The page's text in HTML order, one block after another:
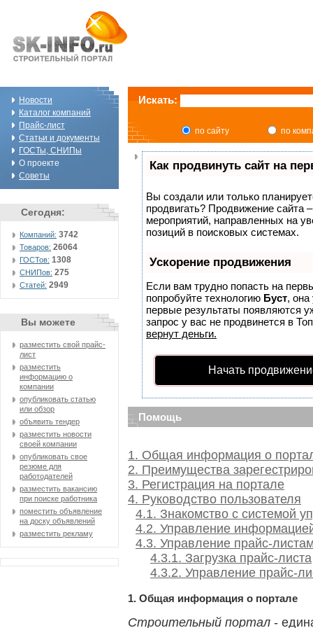
Новости
Каталог компаний
Прайс-лист
Статьи и документы
ГОСТы, СНИПы
О проекте
Советы
Сегодня:
Компаний: 3742
Товаров: 26064
ГОСТов: 1308
СНИПов: 275
Статей: 2949
Вы можете
разместить свой прайс-
лист
разместить
информацию о
компании
опубликовать статью
или обзор
объявить тендер
разместить новости
своей компании
опубликовать свое
резюме для
работодателей
разместить вакансию
при поиске работника
поместить объявление
на доску объявлений
разместить рекламу
Искать:
по сайту по
Как продвинуть сайт на
Вы создали или только
продвигать? Продвижение сайта
мероприятий, направленных на
позиций в поисковых системах.
Ускорение продвижения
Если вам трудно попасть на
попробуйте технологию Буст, она
первые результаты появляются
запрос у вас не продвинется в
вернут деньги.
Начать
Помощь
1. Общая информация о
2. Преимущества
3. Регистрация на портале
4. Руководство пользователя
4.1. Знакомство с системой
4.2. Управление
4.3. Управление прайс-
4.3.1. Загрузка прайс-листа
4.3.2. Управление прайс-
1. Общая информация о портале
Строительный портал -